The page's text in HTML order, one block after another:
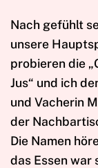
Nach gefühlt
unsere
probieren die
Jus“ und ich
und Vacherin
der
Die Namen
das Essen war